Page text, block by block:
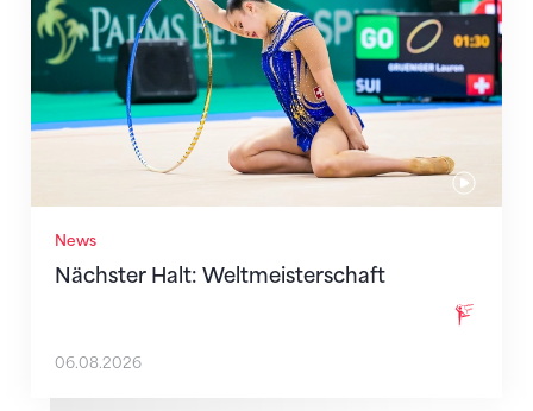
News
Nächster Halt: Weltmeisterschaft
06.08.2026